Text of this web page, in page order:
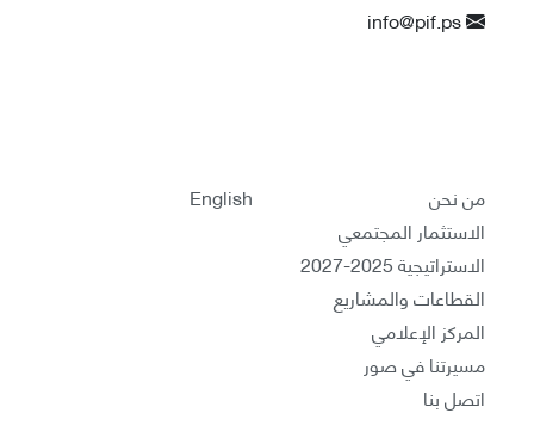
info@pif.ps
من نحن
الاستثمار المجتمعي
الاستراتيجية 2025-2027
القطاعات والمشاريع
المركز الإعلامي
مسيرتنا في صور
اتصل بنا
English